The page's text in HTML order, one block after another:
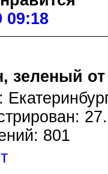
09:18
зеленый
801